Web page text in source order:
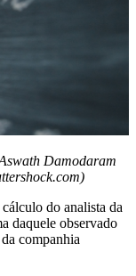
Damodaram
do analista da
daquele observado
companhia